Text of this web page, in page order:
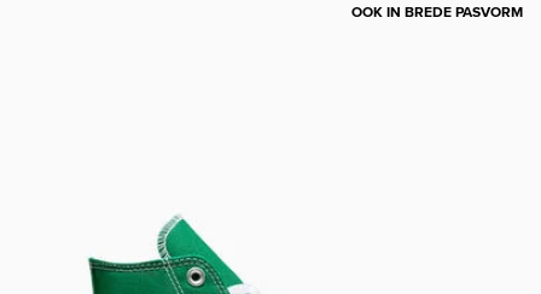
OOK IN BREDE PASVORM